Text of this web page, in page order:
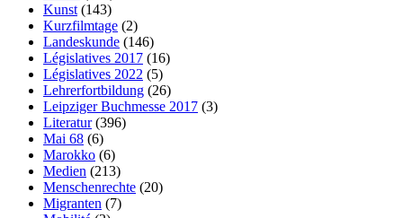
Kunst (143)
Kurzfilmtage (2)
Landeskunde (146)
Législatives 2017 (16)
Législatives 2022 (5)
Lehrerfortbildung (26)
Leipziger Buchmesse 2017 (3)
Literatur(396)
Mai 68 (6)
Marokko (6)
Medien (213)
Menschenrechte (20)
Migranten (7)